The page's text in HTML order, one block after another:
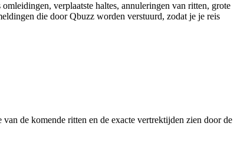
verplaatste haltes, annuleringen van ritten, grote
die door Qbuzz worden verstuurd, zodat je je reis
de komende ritten en de exacte vertrektijden zien door de